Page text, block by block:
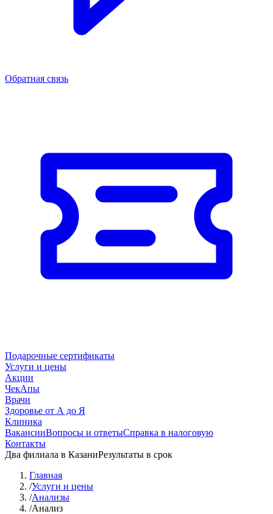
Обратная связь
Подарочные сертификаты
Услуги и цены
Акции
ЧекАпы
Врачи
Здоровье от А до Я
Клиника
ВакансииВопросы и ответыСправка в налоговую
Контакты
Два филиала в КазаниРезультаты в срок
Главная
/Услуги и цены
/Анализы
/Анализ